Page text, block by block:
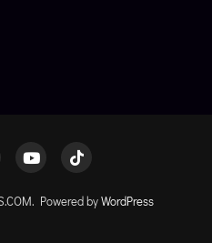
Powered byWordPress